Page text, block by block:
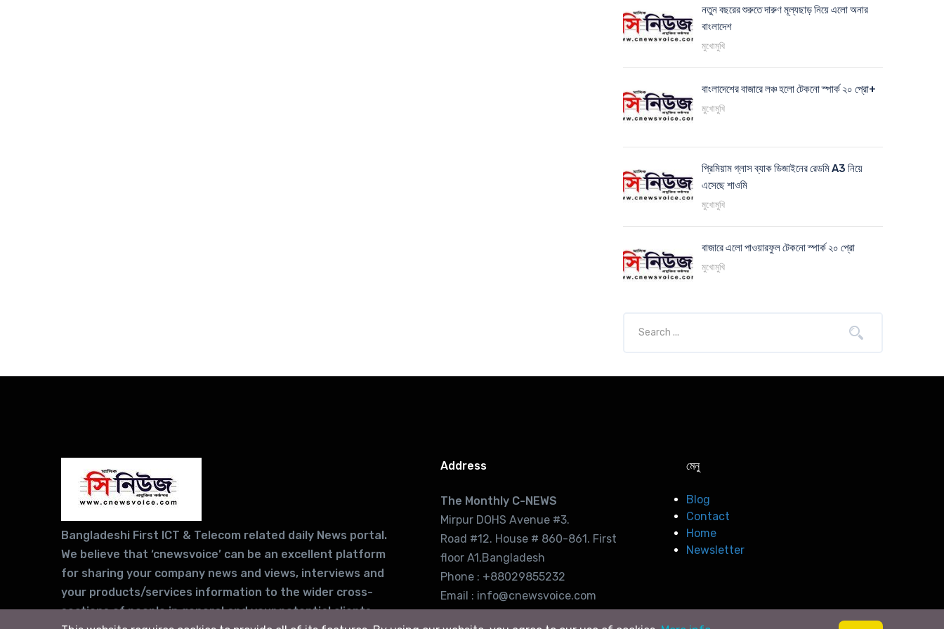
নতুন বছরের শুরুতে দারুণ মূল্যছাড় নিয়ে এলো অনার
বাংলাদেশ
মুখোমুখি
বাংলাদেশের বাজারে লঞ্চ হলো টেকনো স্পার্ক ২০ প্রো+
মুখোমুখি
প্রিমিয়াম গ্লাস ব্যাক ডিজাইনের রেডমি A3 নিয়ে
এসেছে শাওমি
মুখোমুখি
বাজারে এলো পাওয়ারফুল টেকনো স্পার্ক ২০ প্রো
মুখোমুখি
Bangladeshi First ICT & Telecom related daily News portal.
We believe that ‘cnewsvoice’ can be an excellent platform
for sharing your company news and views, interviews and
your products/services information to the wider cross-
sections of people in general and your potential clients
Address
The Monthly C-NEWS
Mirpur DOHS Avenue #3.
Road #12. House # 860-861. First
floor A1,Bangladesh
Phone : +88029855232
Email : info@cnewsvoice.com
মেনু
Blog
Contact
Home
Newsletter